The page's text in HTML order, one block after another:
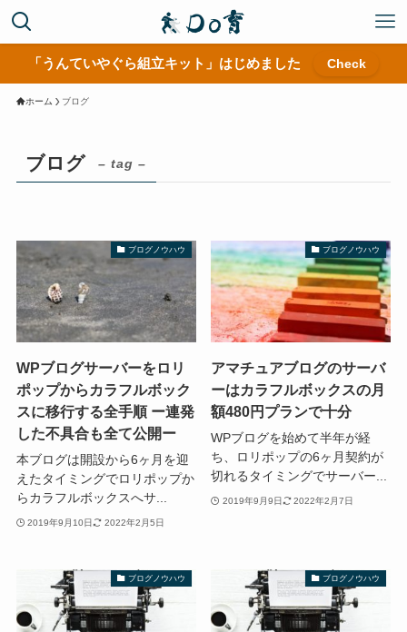
「うんていやぐら組立キット」はじめました Check
ホーム ブログ
ブログ – tag –
ブログノウハウ
WPブログサーバーをロリ
ポップからカラフルボック
スに移行する全手順 ー連発
した不具合も全て公開ー
本ブログは開設から6ヶ月を迎
えたタイミングでロリポップか
らカラフルボックスへサ...
2019年9月10日 2022年2月5日
ブログノウハウ
アマチュアブログのサーバ
ーはカラフルボックスの月
額480円プランで十分
WPブログを始めて半年が経
ち、ロリポップの6ヶ月契約が
切れるタイミングでサーバー...
2019年9月9日 2022年2月7日
ブログノウハウ ブログノウハウ